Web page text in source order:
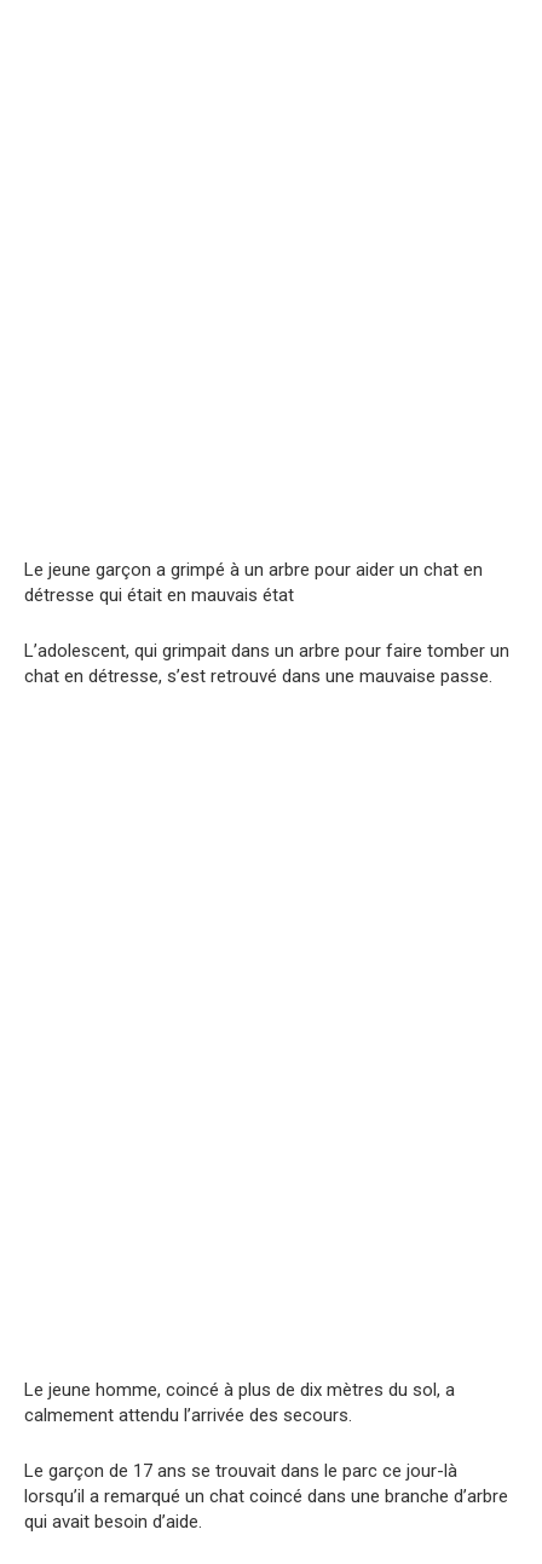
Le jeune garçon a grimpé à un arbre pour aider un chat en
détresse qui était en mauvais état
L’adolescent, qui grimpait dans un arbre pour faire tomber un
chat en détresse, s’est retrouvé dans une mauvaise passe.
Le jeune homme, coincé à plus de dix mètres du sol, a
calmement attendu l’arrivée des secours.
Le garçon de 17 ans se trouvait dans le parc ce jour-là
lorsqu’il a remarqué un chat coincé dans une branche d’arbre
qui avait besoin d’aide.